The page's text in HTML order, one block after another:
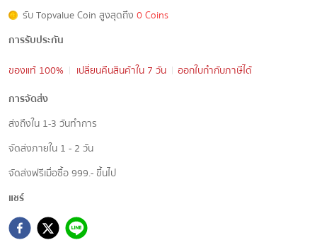
รับ Topvalue Coin สูงสุดถึง 0 Coins
การรับประกัน
ของแท้ 100%
เปลี่ยนคืนสินค้าใน 7 วัน
ออกใบกำกับภาษีได้
การจัดส่ง
ส่งถึงใน 1-3 วันทำการ
จัดส่งภายใน 1 - 2 วัน
จัดส่งฟรีเมื่อซื้อ 999.- ขึ้นไป
แชร์